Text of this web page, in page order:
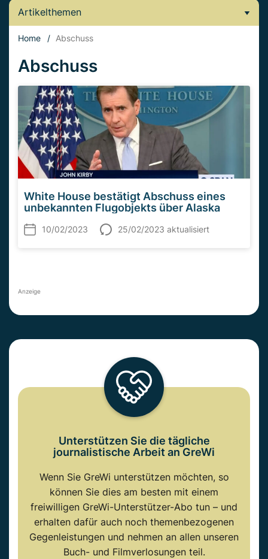
Artikelthemen
Home / Abschuss
Abschuss
White House bestätigt Abschuss eines
unbekannten Flugobjekts über Alaska
10/02/2023 25/02/2023 aktualisiert
Anzeige
Unterstützen Sie die tägliche
journalistische Arbeit an GreWi
Wenn Sie GreWi unterstützen möchten, so
können Sie dies am besten mit einem
freiwilligen GreWi-Unterstützer-Abo tun – und
erhalten dafür auch noch themenbezogenen
Gegenleistungen und nehmen an allen unseren
Buch- und Filmverlosungen teil.